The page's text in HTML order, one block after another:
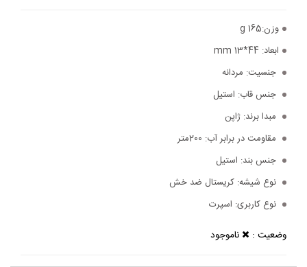
وزن:165 g
ابعاد:
جنسیت: مردانه
جنس قاب: استیل
مبدا برند: ژاپن
مقاومت در برابر آب: 200متر
جنس بند: استیل
نوع شیشه: کریستال ضد خش
نوع کاربری: اسپرت
وضعیت : ناموجود